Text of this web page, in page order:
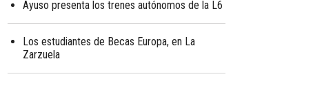
Ayuso presenta los trenes autónomos de la L6
Los estudiantes de Becas Europa, en La
Zarzuela